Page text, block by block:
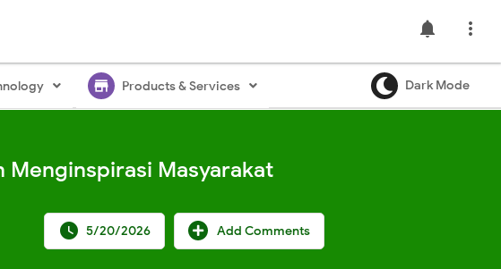

notifications
store Products & Services Dark Mode
Menginspirasi Masyarakat
Add Comments
 5/20/2026